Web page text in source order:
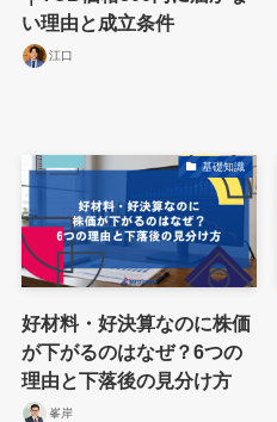
い理由と成立条件
江口
基礎知識
好材料・好決算なのに株価
が下がるのはなぜ？6つの
理由と下落後の見分け方
峯岸